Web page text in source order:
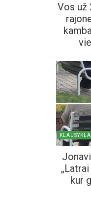
Vos už
KLAUSYKLA
kur